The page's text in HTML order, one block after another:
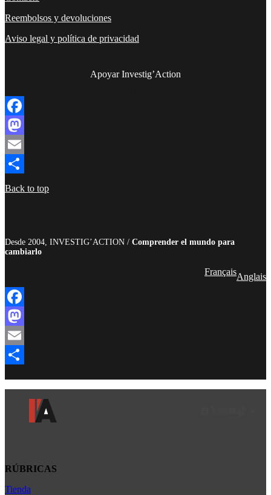
Reembolsos y devoluciones
Aviso legal y política de privacidad
Apoyar Investig’Action
Facebook
Mastodon
Email
Compartir
Back to top
Desde 2004, INVESTIG’ACTION / Comprender el mundo para
cambiarlo
FrançaisAnglais
Facebook
Mastodon
Email
RÚBRICAS
Africa
Tienda